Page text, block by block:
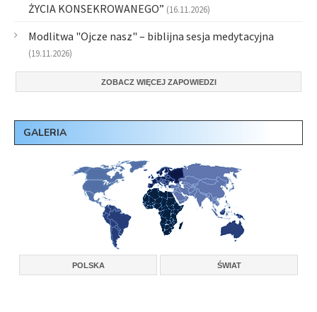
ŻYCIA KONSEKROWANEGO” (16.11.2026)
Modlitwa "Ojcze nasz" – biblijna sesja medytacyjna
(19.11.2026)
ZOBACZ WIĘCEJ ZAPOWIEDZI
GALERIA
POLSKA ŚWIAT